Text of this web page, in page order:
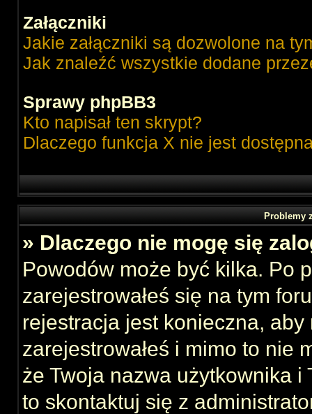
Załączniki
Jakie załączniki są dozwolone na
Jak znaleźć wszystkie dodane
Sprawy phpBB3
Kto napisał ten skrypt?
Dlaczego funkcja X nie jest
Problemy
» Dlaczego nie mogę się
Powodów może być kilka. Po
zarejestrowałeś się na tym
rejestracja jest konieczna,
zarejestrowałeś i mimo to nie
że Twoja nazwa użytkownika i
to skontaktuj się z